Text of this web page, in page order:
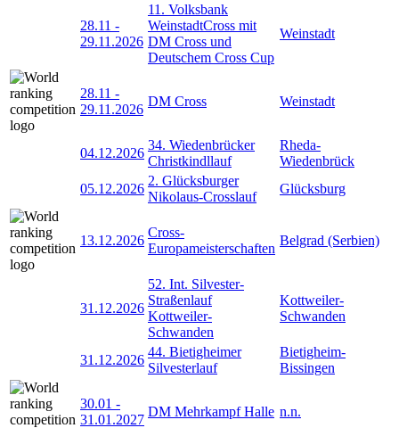
28.11 -
29.11.2026
11. Volksbank
WeinstadtCross mit
DM Cross und
Deutschem Cross Cup
Weinstadt
28.11 -
29.11.2026
DM Cross Weinstadt
04.12.2026
34. Wiedenbrücker
Christkindllauf
Rheda-
Wiedenbrück
05.12.2026
2. Glücksburger
Nikolaus-Crosslauf
Glücksburg
13.12.2026
Cross-
Europameisterschaften
Belgrad (Serbien)
31.12.2026
52. Int. Silvester-
Straßenlauf
Kottweiler-
Schwanden
Kottweiler-
Schwanden
31.12.2026
44. Bietigheimer
Silvesterlauf
Bietigheim-
Bissingen
30.01 -
31.01.2027
DM Mehrkampf Halle n.n.